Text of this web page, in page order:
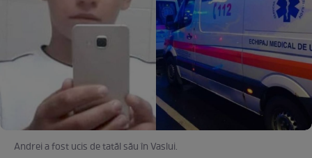
Andrei a fost ucis de tatăl său în Vaslui.